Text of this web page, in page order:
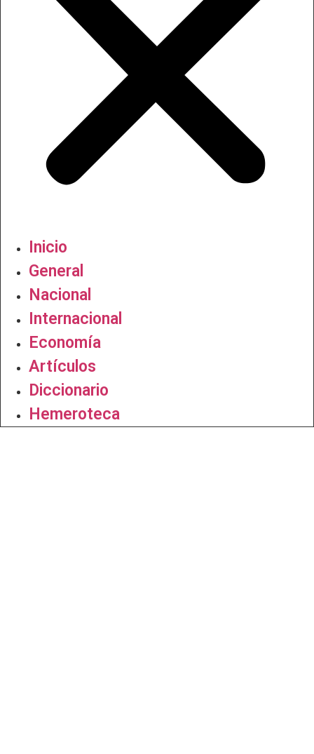
Inicio
General
Nacional
Internacional
Economía
Artículos
Diccionario
Hemeroteca